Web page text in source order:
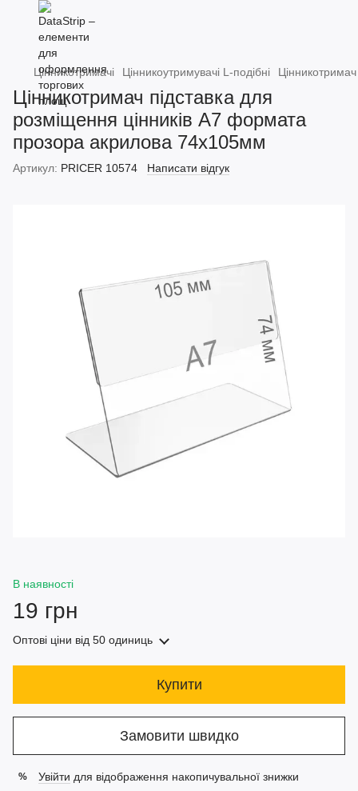
Цінникотримачі Цінникоутримувачі L-подібні
Цінникотримач підставка для
розміщення цінників А7 формата
прозора акрилова 74x105мм
Артикул: PRICER 10574 Написати відгук
В наявності
19 грн
Оптові ціни від 50 одиниць
Купити
Замовити швидко
% Увійти для відображення накопичувальної знижки